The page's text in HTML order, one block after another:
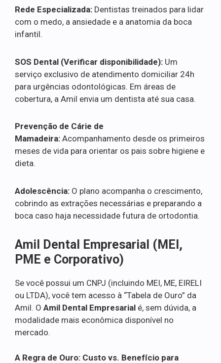
Rede Especializada: Dentistas treinados para lidar
com o medo, a ansiedade e a anatomia da boca
infantil.
SOS Dental (Verificar disponibilidade): Um
serviço exclusivo de atendimento domiciliar 24h
para urgências odontológicas. Em áreas de
cobertura, a Amil envia um dentista até sua casa.
Prevenção de Cárie de
Mamadeira: Acompanhamento desde os primeiros
meses de vida para orientar os pais sobre higiene e
dieta.
Adolescência: O plano acompanha o crescimento,
cobrindo as extrações necessárias e preparando a
boca caso haja necessidade futura de ortodontia.
Amil Dental Empresarial (MEI,
PME e Corporativo)
Se você possui um CNPJ (incluindo MEI, ME, EIRELI
ou LTDA), você tem acesso à “Tabela de Ouro” da
Amil. O Amil Dental Empresarial é, sem dúvida, a
modalidade mais econômica disponível no
mercado.
A Regra de Ouro: Custo vs. Benefício para